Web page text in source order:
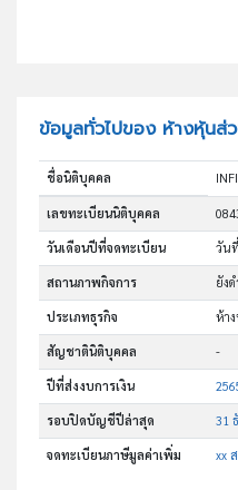
ข้อมูลทั่วไปของ ห้างหุ้น
ชื่อนิติบุคคล
เลขทะเบียนนิติบุคคล
วันเดือนปีที่จดทะเบียน วัน
สถานภาพกิจการ ยัง
ประเภทธุรกิจ ห้า
สัญชาตินิติบุคคล -
ปีที่ส่งงบการเงิน
รอบปิดบัญชีปีล่าสุด 31
จดทะเบียนภาษีมูลค่าเพิ่ม xx